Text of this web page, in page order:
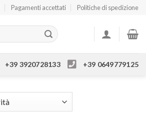
Pagamenti accettati Politiche di spedizione
+39 3920728133 +39 0649779125